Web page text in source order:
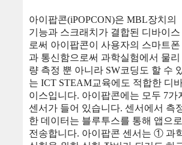
아이팝콘(iPOPCON)은 MBL장치의
기능과 스크래치가 결합된 디바이스
로써 아이팝콘이 사용자의 스마트폰
과 통신함으로써 과학실험에서 물리
량 측정 뿐 아니라 SW코딩도 할 수
는 ICT STEAM교육에도 적합한 디
이스입니다. 아이팝콘에는 모두 7가
센서가 들어 있습니다. 센서에서 측
한 데이터는 블루투스를 통해 앱으로
전송합니다. 아이팝콘 센서는 ① 과